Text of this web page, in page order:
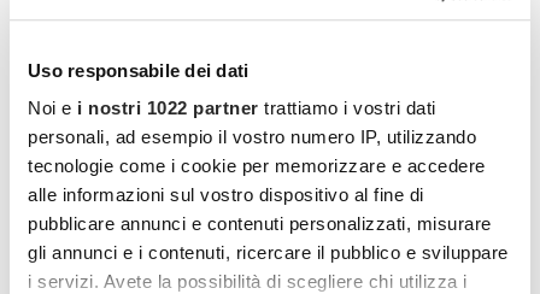
Uso responsabile dei dati
Noi e i nostri 1022 partner trattiamo i vostri dati
personali, ad esempio il vostro numero IP, utilizzando
tecnologie come i cookie per memorizzare e accedere
alle informazioni sul vostro dispositivo al fine di
pubblicare annunci e contenuti personalizzati, misurare
gli annunci e i contenuti, ricercare il pubblico e sviluppare
i servizi. Avete la possibilità di scegliere chi utilizza i
l’organismo.
Vuoi commentare l’articolo? Iscriviti
alla community e partecipa alla
discussione.